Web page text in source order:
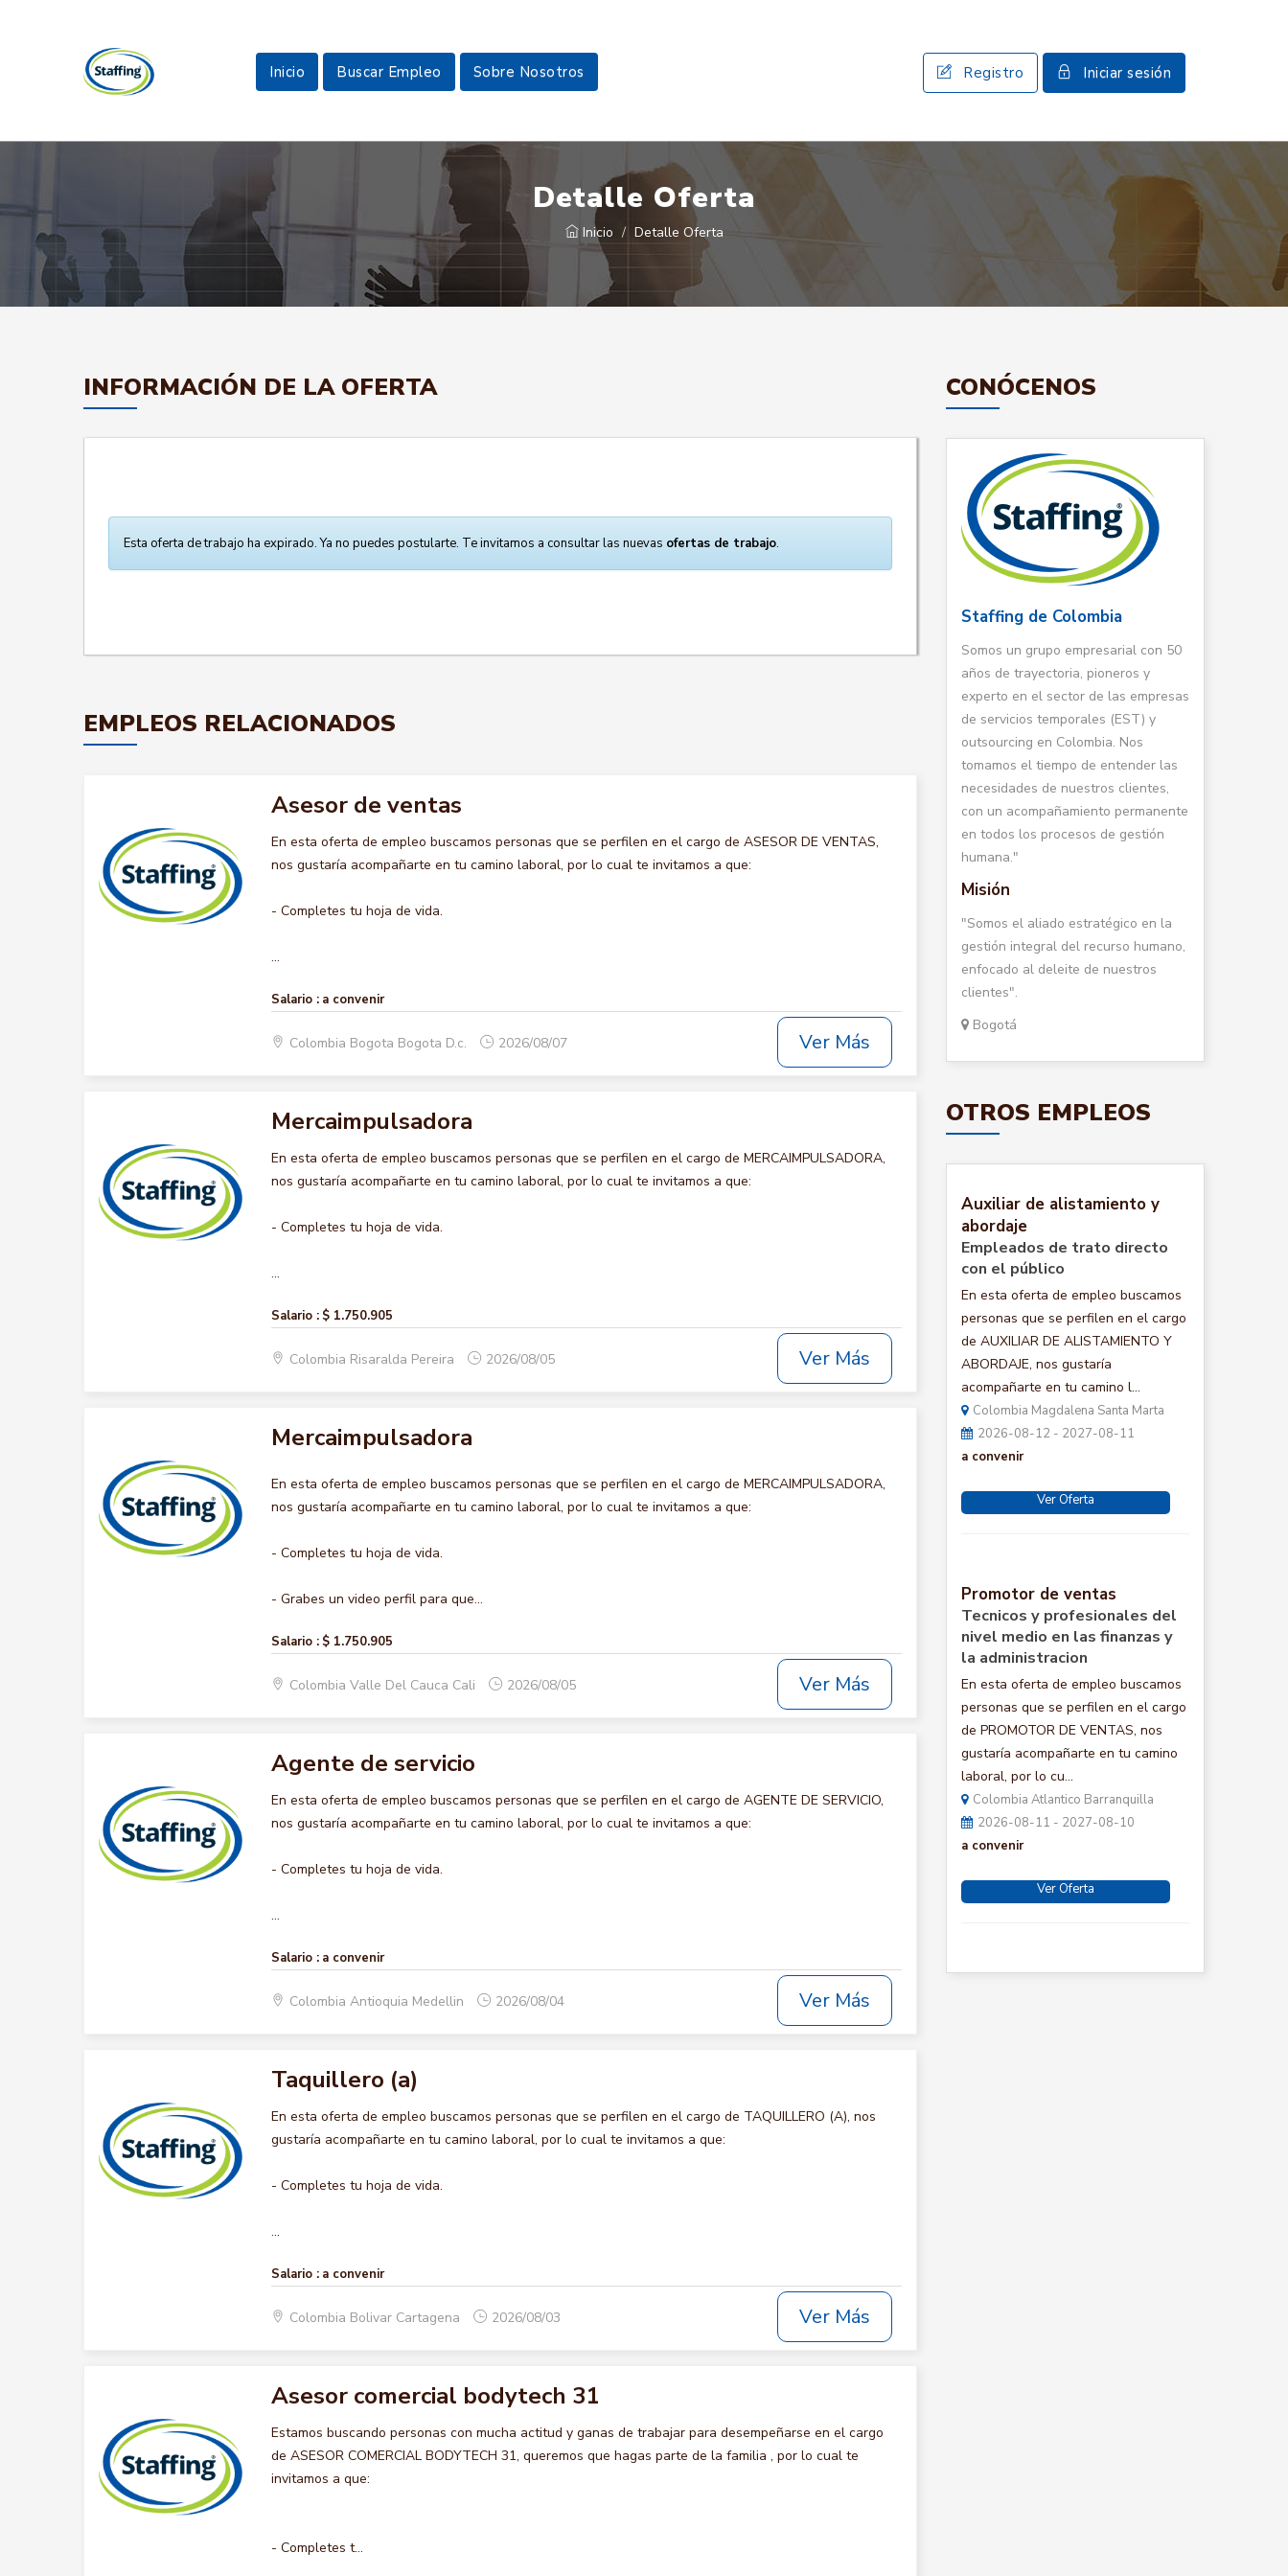
Inicio Buscar Empleo Sobre Nosotros Registro Iniciar sesión
Detalle Oferta
Inicio Detalle Oferta
INFORMACIÓN DE LA OFERTA
Esta oferta de trabajo ha expirado. Ya no puedes postularte. Te invitamos a consultar las nuevas ofertas de trabajo.
EMPLEOS RELACIONADOS
Asesor de ventas
En esta oferta de empleo buscamos personas que se perfilen en el cargo de ASESOR DE VENTAS,
nos gustaría acompañarte en tu camino laboral, por lo cual te invitamos a que:
- Completes tu hoja de vida.
...
Salario : a convenir
Colombia Bogota Bogota D.c. 2026/08/07 Ver Más
Mercaimpulsadora
En esta oferta de empleo buscamos personas que se perfilen en el cargo de MERCAIMPULSADORA,
nos gustaría acompañarte en tu camino laboral, por lo cual te invitamos a que:
- Completes tu hoja de vida.
...
Salario : $ 1.750.905
Colombia Risaralda Pereira 2026/08/05 Ver Más
Mercaimpulsadora
En esta oferta de empleo buscamos personas que se perfilen en el cargo de MERCAIMPULSADORA,
nos gustaría acompañarte en tu camino laboral, por lo cual te invitamos a que:
- Completes tu hoja de vida.
- Grabes un video perfil para que...
Salario : $ 1.750.905
Colombia Valle Del Cauca Cali 2026/08/05 Ver Más
Agente de servicio
En esta oferta de empleo buscamos personas que se perfilen en el cargo de AGENTE DE SERVICIO,
nos gustaría acompañarte en tu camino laboral, por lo cual te invitamos a que:
- Completes tu hoja de vida.
...
Salario : a convenir
Colombia Antioquia Medellin 2026/08/04 Ver Más
Taquillero (a)
En esta oferta de empleo buscamos personas que se perfilen en el cargo de TAQUILLERO (A), nos
gustaría acompañarte en tu camino laboral, por lo cual te invitamos a que:
- Completes tu hoja de vida.
...
Salario : a convenir
Colombia Bolivar Cartagena 2026/08/03 Ver Más
Asesor comercial bodytech 31
Estamos buscando personas con mucha actitud y ganas de trabajar para desempeñarse en el cargo
de ASESOR COMERCIAL BODYTECH 31, queremos que hagas parte de la familia , por lo cual te
invitamos a que:
- Completes t...
CONÓCENOS
Staffing de Colombia
Somos un grupo empresarial con 50
años de trayectoria, pioneros y
experto en el sector de las empresas
de servicios temporales (EST) y
outsourcing en Colombia. Nos
tomamos el tiempo de entender las
necesidades de nuestros clientes,
con un acompañamiento permanente
en todos los procesos de gestión
humana."
Misión
"Somos el aliado estratégico en la
gestión integral del recurso humano,
enfocado al deleite de nuestros
clientes".
Bogotá
OTROS EMPLEOS
Auxiliar de alistamiento y
abordaje
Empleados de trato directo
con el público
En esta oferta de empleo buscamos
personas que se perfilen en el cargo
de AUXILIAR DE ALISTAMIENTO Y
ABORDAJE, nos gustaría
acompañarte en tu camino l...
Colombia Magdalena Santa Marta
2026-08-12 - 2027-08-11
a convenir
Ver Oferta
Promotor de ventas
Tecnicos y profesionales del
nivel medio en las finanzas y
la administracion
En esta oferta de empleo buscamos
personas que se perfilen en el cargo
de PROMOTOR DE VENTAS, nos
gustaría acompañarte en tu camino
laboral, por lo cu...
Colombia Atlantico Barranquilla
2026-08-11 - 2027-08-10
a convenir
Ver Oferta